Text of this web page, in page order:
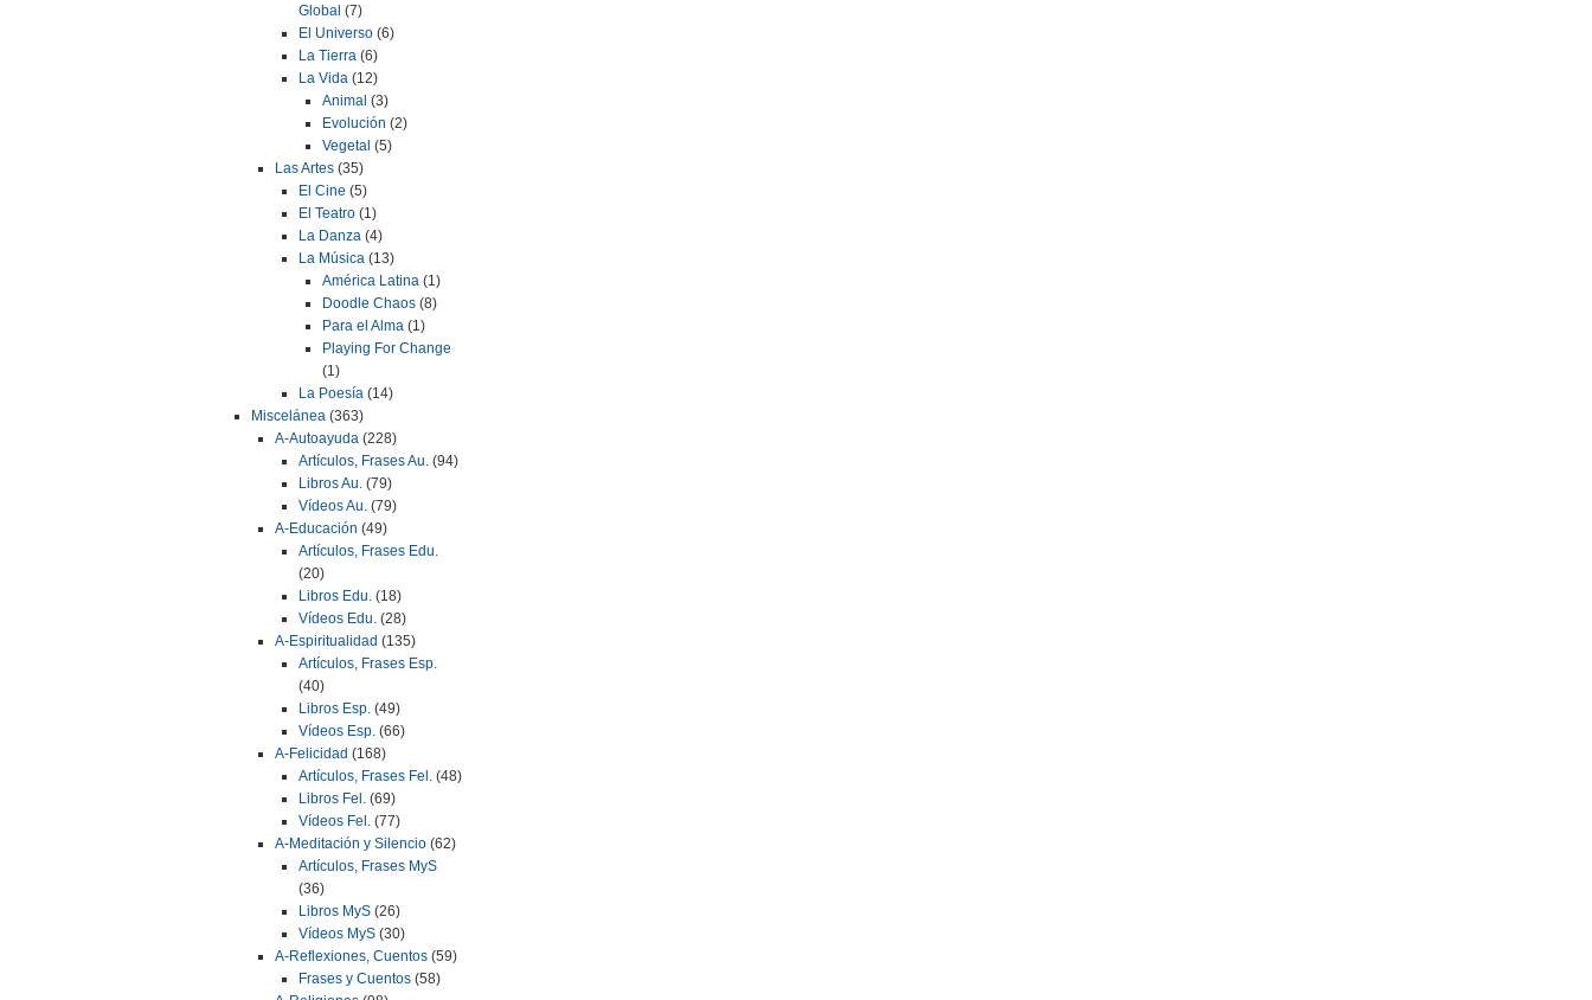
Global (7)
El Universo (6)
La Tierra (6)
La Vida (12)
Animal (3)
Evolución (2)
Vegetal (5)
Las Artes (35)
El Cine (5)
El Teatro (1)
La Danza (4)
La Música (13)
América Latina (1)
Doodle Chaos (8)
Para el Alma (1)
Playing For Change
(1)
La Poesía (14)
Miscelánea (363)
A-Autoayuda (228)
Artículos, Frases Au. (94)
Libros Au. (79)
Vídeos Au. (79)
A-Educación (49)
Artículos, Frases Edu.
(20)
Libros Edu. (18)
Vídeos Edu. (28)
A-Espiritualidad (135)
Artículos, Frases Esp.
(40)
Libros Esp. (49)
Vídeos Esp. (66)
A-Felicidad (168)
Artículos, Frases Fel. (48)
Libros Fel. (69)
Vídeos Fel. (77)
A-Meditación y Silencio (62)
Artículos, Frases MyS
(36)
Libros MyS (26)
Vídeos MyS (30)
A-Reflexiones, Cuentos (59)
Frases y Cuentos (58)